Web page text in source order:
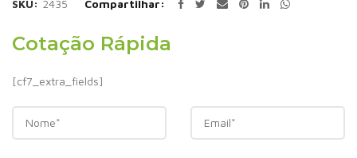
SKU: 2435 Compartilhar
Cotação Rápida
[cf7_extra_fields]